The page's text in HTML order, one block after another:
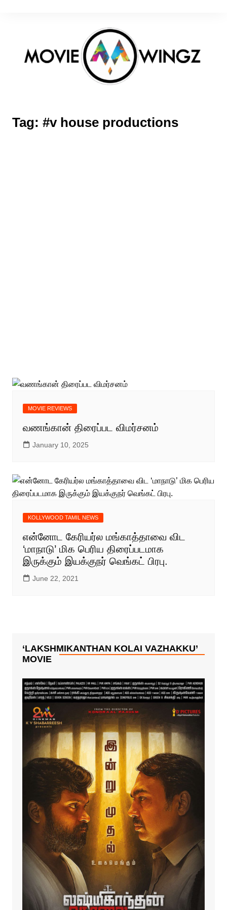
Tag: #v house productions
MOVIE REVIEWS
வணங்கான் திரைப்பட விமர்சனம்
January 10, 2025
KOLLYWOOD TAMIL NEWS
என்னோட கேரியர்ல மங்காத்தாவை விட
‘மாநாடு’ மிக பெரிய திரைப்படமாக
இருக்கும் இயக்குநர் வெங்கட் பிரபு.
June 22, 2021
‘LAKSHMIKANTHAN KOLAI VAZHAKKU’
MOVIE